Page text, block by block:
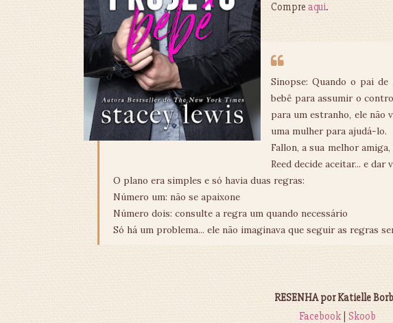
Compreaqui.
Sinopse: Quando o pai
bebê para assumir o
para um estranho, ele não
uma mulher para ajudá-lo.
Fallon, a sua melhor
Reed decide aceitar... e dar
O plano era simples e só havia duas regras:
Número um: não se apaixone
Número dois: consulte a regra um quando necessário
Só há um problema... ele não imaginava que seguir as regras
RESENHA por Katielle
Facebook |Skoob